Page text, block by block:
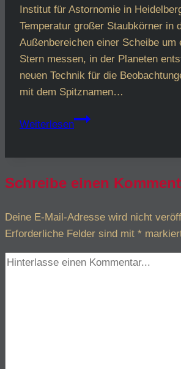
Institut für Astornomie in
Temperatur großer Staubkörner in
Außenbereichen einer Scheibe um
Stern messen, in der Planeten
neuen Technik für die
mit dem Spitznamen…
Weiterlesen
Die
Schreibe einen
Deine E-Mail-Adresse wird nicht
Erforderliche Felder sind mit *